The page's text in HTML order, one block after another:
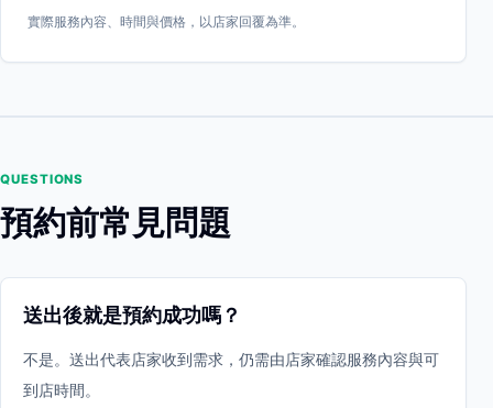
實際服務內容、時間與價格，以店家回覆為準。
QUESTIONS
預約前常見問題
送出後就是預約成功嗎？
不是。送出代表店家收到需求，仍需由店家確認服務內容與可
到店時間。